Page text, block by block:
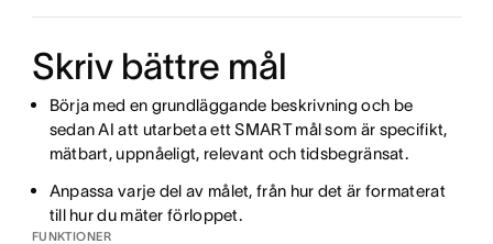
Skriv bättre mål
Börja med en grundläggande beskrivning och be
sedan AI att utarbeta ett SMART mål som är specifikt,
mätbart, uppnåeligt, relevant och tidsbegränsat.
Anpassa varje del av målet, från hur det är formaterat
till hur du mäter förloppet.
FUNKTIONER